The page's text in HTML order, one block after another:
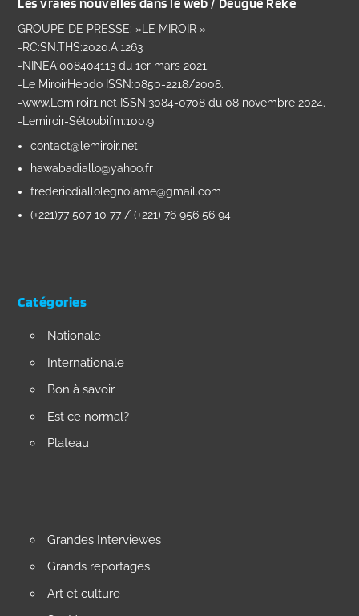
GROUPE DE PRESSE: »LE MIROIR »
-RC:SN.THS:2020.A.1263
-NINEA:008404113 du 1er mars 2021.
-Le MiroirHebdo ISSN:0850-2218/2008.
-www.Lemiroir1.net ISSN:3084-0708 du 08 novembre 2024.
-Lemiroir-Sétoubifm:100.9
contact@lemiroir.net
hawabadiallo@yahoo.fr
fredericdiallolegnolame@gmail.com
(+221)77 507 10 77 / (+221) 76 956 56 94
Catégories
Nationale
Internationale
Bon à savoir
Est ce normal?
Plateau
Grandes Interviewes
Grands reportages
Art et culture